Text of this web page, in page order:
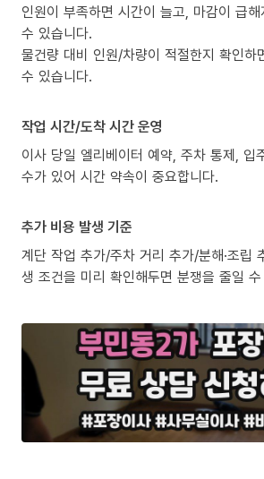
인원이 부족하면 시간이 늘고, 마감이 급
수 있습니다.
물건량 대비 인원/차량이 적절한지 확인하
수 있습니다.
작업 시간/도착 시간 운영
이사 당일 엘리베이터 예약, 주차 통제, 입
수가 있어 시간 약속이 중요합니다.
추가 비용 발생 기준
계단 작업 추가/주차 거리 추가/분해·조립
생 조건을 미리 확인해두면 분쟁을 줄일